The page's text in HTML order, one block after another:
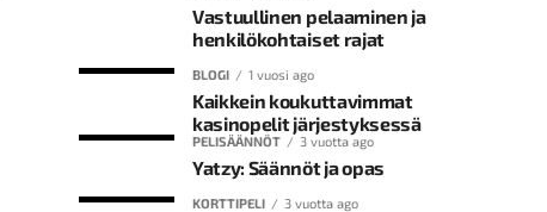
Vastuullinen pelaaminen ja
henkilökohtaiset rajat
BLOGI 1 vuosi ago
Kaikkein koukuttavimmat
kasinopelit järjestyksessä
PELISÄÄNNÖT 3 vuotta ago
Yatzy: Säännöt ja opas
KORTTIPELI 3 vuotta ago